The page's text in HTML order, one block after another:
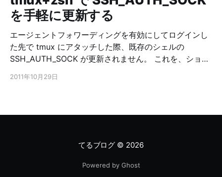
[BAR]" exit 1 } # # getopts # while
を手軽に更新する
エージェントフォワーディングを有効にしてログインし
た先で tmux にアタッチした際、既存のシェルの
SSH_AUTH_SOCK が更新されません。 これを、ショー
あたりに書いておくと、アタッチした後 Alt+s するだけ
"^SSH_AUTH_SOCK" | cut -d"="
2011年10月29日
てるブログ© 2026
Powered by Ghost